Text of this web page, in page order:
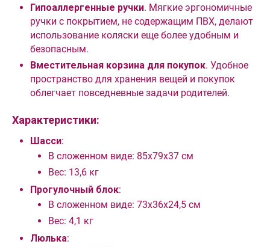
Гипоаллергенные ручки. Мягкие эргономичные
ручки с покрытием, не содержащим ПВХ, делают
использование коляски еще более удобным и
безопасным.
Вместительная корзина для покупок. Удобное
пространство для хранения вещей и покупок
облегчает повседневные задачи родителей.
Характеристики:
Шасси:
В сложенном виде: 85х79х37 см
Вес: 13,6 кг
Прогулочный блок:
В сложенном виде: 73х36х24,5 см
Вес: 4,1 кг
Люлька: